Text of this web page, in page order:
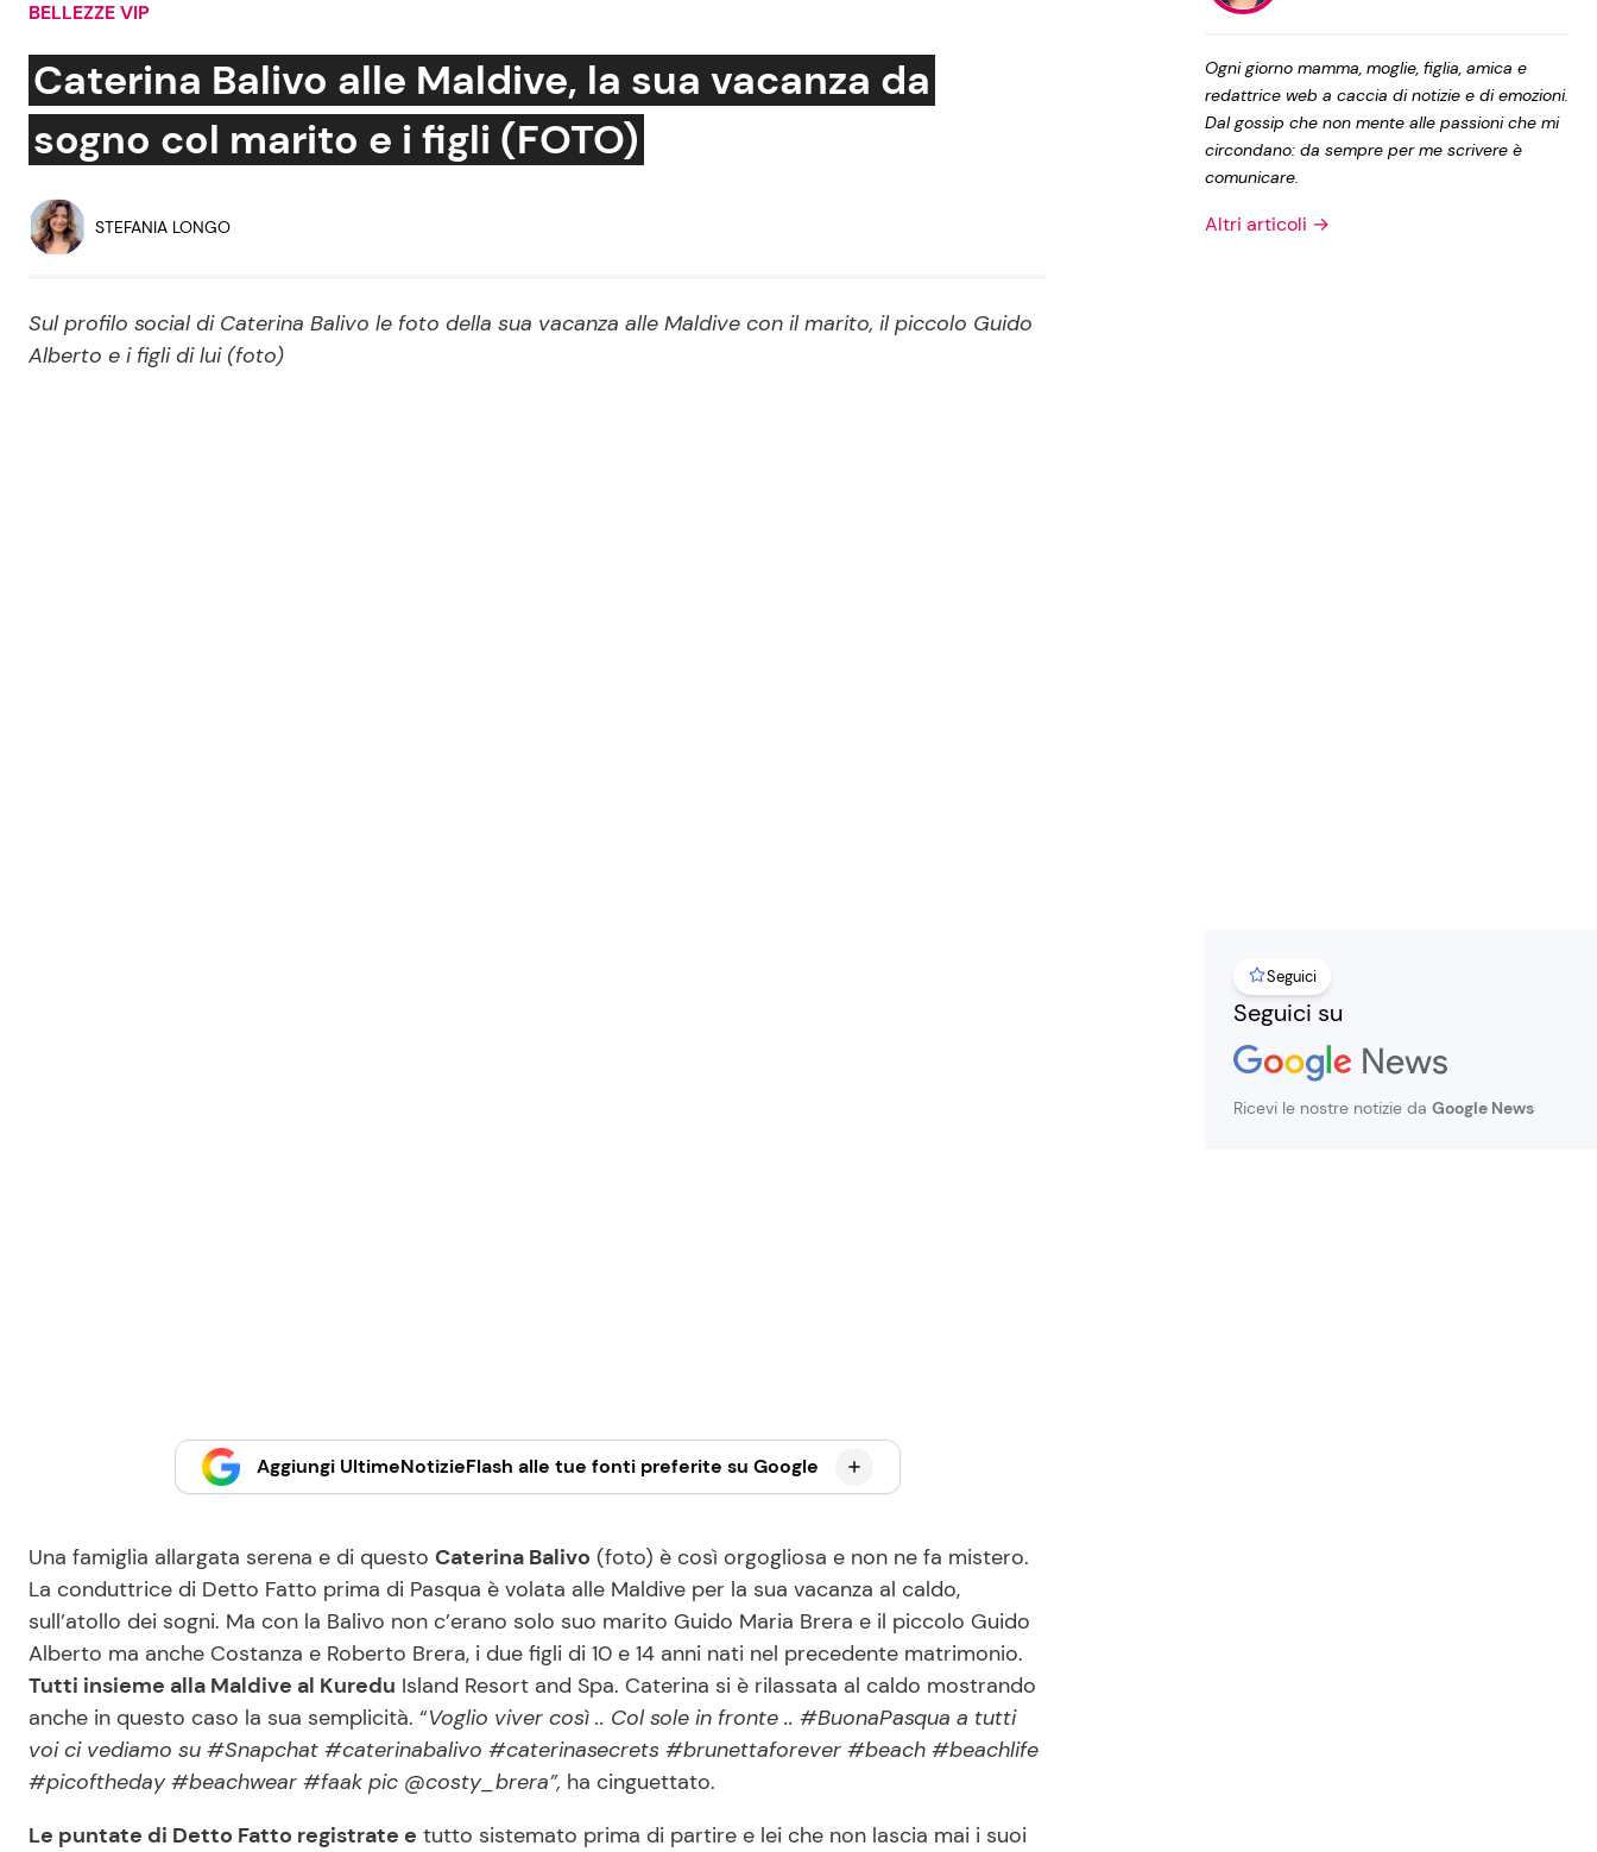
Social News
News dal mondo
Benessere
Mondo Mamma Le Ricette in TV
Privacy Policy
BELLEZZE VIP
Caterina Balivo alle Maldive, la sua vacanza da
sogno col marito e i figli (FOTO)
STEFANIA LONGO
Sul profilo social di Caterina Balivo le foto della sua vacanza alle Maldive con il marito, il piccolo Guido
Alberto e i figli di lui (foto)
Aggiungi UltimeNotizieFlash alle tue fonti preferite su Google
Una famiglia allargata serena e di questo Caterina Balivo (foto) è così orgogliosa e non ne fa mistero.
La conduttrice di Detto Fatto prima di Pasqua è volata alle Maldive per la sua vacanza al caldo,
sull’atollo dei sogni. Ma con la Balivo non c’erano solo suo marito Guido Maria Brera e il piccolo Guido
Alberto ma anche Costanza e Roberto Brera, i due figli di 10 e 14 anni nati nel precedente matrimonio.
Tutti insieme alla Maldive al Kuredu Island Resort and Spa. Caterina si è rilassata al caldo mostrando
anche in questo caso la sua semplicità. “Voglio viver così .. Col sole in fronte .. #BuonaPasqua a tutti
voi ci vediamo su #Snapchat #caterinabalivo #caterinasecrets #brunettaforever #beach #beachlife
#picoftheday #beachwear #faak pic @costy_brera”, ha cinguettato.
Le puntate di Detto Fatto registrate e tutto sistemato prima di partire e lei che non lascia mai i suoi
Ogni giorno mamma, moglie, figlia, amica e
redattrice web a caccia di notizie e di emozioni.
Dal gossip che non mente alle passioni che mi
circondano: da sempre per me scrivere è
comunicare.
Altri articoli →
Seguici
Seguici su
Ricevi le nostre notizie da Google News